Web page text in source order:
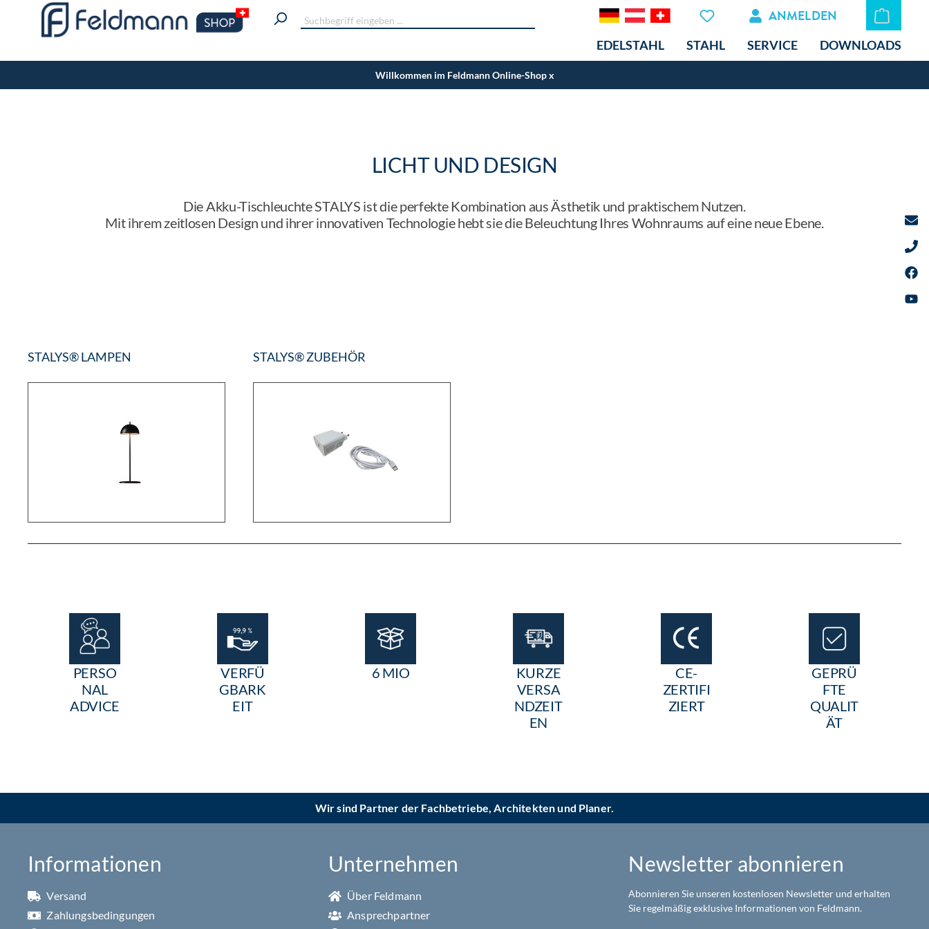
ANMELDEN
EDELSTAHL STAHL SERVICE DOWNLOADS
Willkommen im Feldmann Online-Shopx
LICHT UND DESIGN
Die Akku-Tischleuchte STALYS ist die perfekte Kombination aus Ästhetik und praktischem Nutzen.
Mit ihrem zeitlosen Design und ihrer innovativen Technologie hebt sie die Beleuchtung Ihres Wohnraums auf eine neue Ebene.
STALYS® LAMPEN STALYS® ZUBEHÖR
PERSO
NAL
ADVICE
VERFÜ
GBARK
EIT
6 MIO
KURZE
VERSA
NDZEIT
EN
CE-
ZERTIFI
ZIERT
GEPRÜ
FTE
QUALIT
ÄT
Wir sind Partner der Fachbetriebe, Architekten und Planer.
Informationen
Versand
Zahlungsbedingungen
Unternehmen
Über Feldmann
Ansprechpartner
Newsletter abonnieren
Abonnieren Sie unseren kostenlosen Newsletter und erhalten
Sie regelmäßig exklusive Informationen von Feldmann.